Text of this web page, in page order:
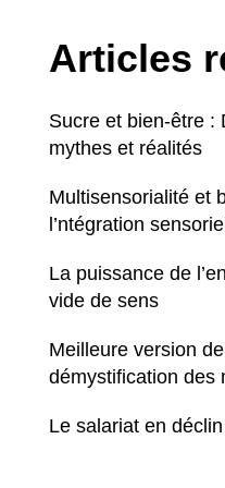
Articles
Sucre et bien-être :
mythes et réalités
Multisensorialité et
l’ntégration
La puissance de
vide de sens
Meilleure version
démystification des
Le salariat en